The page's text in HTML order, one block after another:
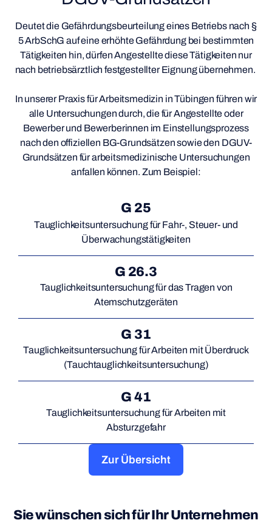
Deutet die Gefährdungsbeurteilung eines Betriebs nach §
5 ArbSchG auf eine erhöhte Gefährdung bei bestimmten
Tätigkeiten hin, dürfen Angestellte diese Tätigkeiten nur
nach betriebsärztlich festgestellter Eignung übernehmen.
In unserer Praxis für Arbeitsmedizin in Tübingen führen wir
alle Untersuchungen durch, die für Angestellte oder
Bewerber und Bewerberinnen im Einstellungsprozess
nach den offiziellen BG-Grundsätzen sowie den DGUV-
Grundsätzen für arbeitsmedizinische Untersuchungen
anfallen können. Zum Beispiel:
G 25
Tauglichkeitsuntersuchung für Fahr-, Steuer- und
Überwachungstätigkeiten
G 26.3
Tauglichkeitsuntersuchung für das Tragen von
Atemschutzgeräten
G 31
Tauglichkeitsuntersuchung für Arbeiten mit Überdruck
(Tauchtauglichkeitsuntersuchung)
G 41
Tauglichkeitsuntersuchung für Arbeiten mit
Absturzgefahr
Zur Übersicht
Sie wünschen sich für Ihr Unternehmen